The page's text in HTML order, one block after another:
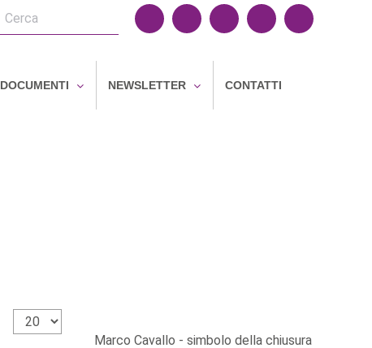
DOCUMENTI NEWSLETTER CONTATTI
Visualizza n.
Marco Cavallo - simbolo della chiusura